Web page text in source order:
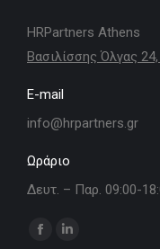
HRPartners Athens
Βασιλίσσης Όλγας
E-mail
info@hrpartners.gr
Ωράριο
Δευτ. – Παρ. 09:00-
Find us on:
Facebook